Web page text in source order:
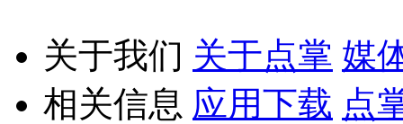
关于我们 关于点掌 媒
相关信息 应用下载 点